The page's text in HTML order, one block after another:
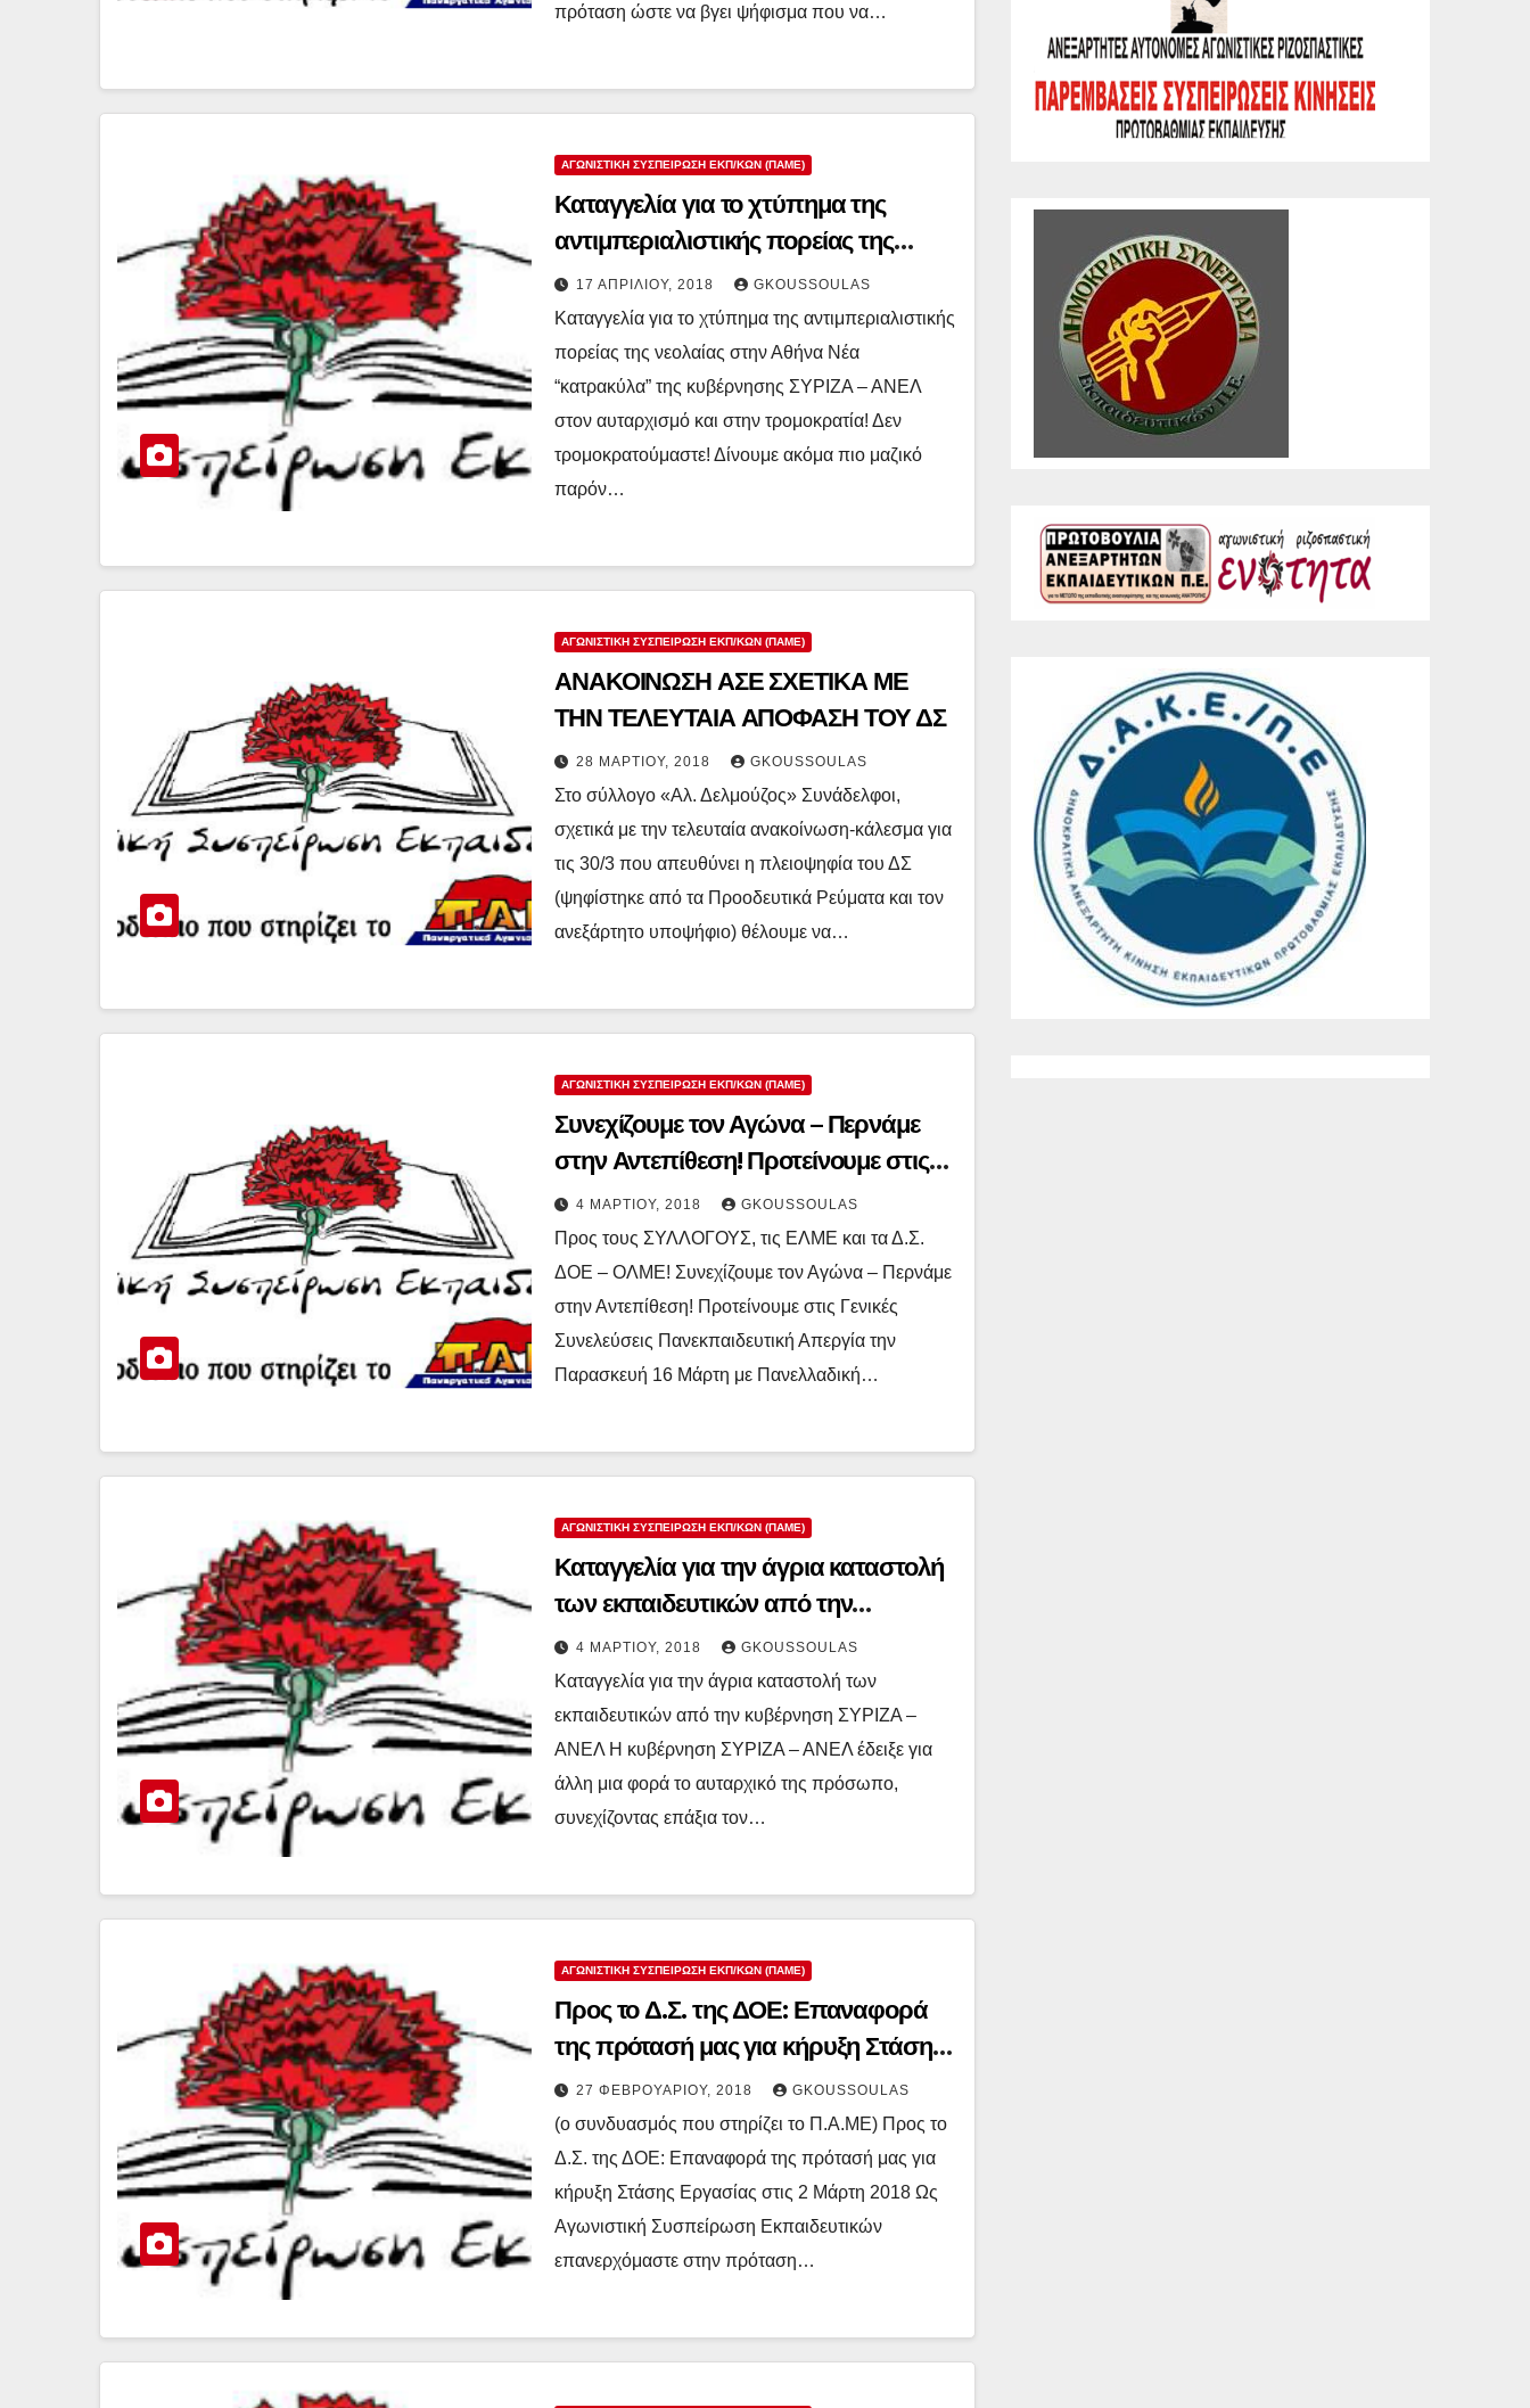
πρόταση ώστε να βγει ψήφισμα που να…
ΑΓΩΝΙΣΤΙΚΉ ΣΥΣΠΕΊΡΩΣΗ ΕΚΠ/ΚΏΝ (ΠΑΜΕ)
Καταγγελία για το χτύπημα της
αντιμπεριαλιστικής πορείας της
νεολαίας στην Αθήνα
17 ΑΠΡΙΛΊΟΥ, 2018 GKOUSSOULAS
Καταγγελία για το χτύπημα της αντιμπεριαλιστικής
πορείας της νεολαίας στην Αθήνα Νέα
“κατρακύλα” της κυβέρνησης ΣΥΡΙΖΑ – ΑΝΕΛ
στον αυταρχισμό και στην τρομοκρατία! Δεν
τρομοκρατούμαστε! Δίνουμε ακόμα πιο μαζικό
παρόν…
ΑΓΩΝΙΣΤΙΚΉ ΣΥΣΠΕΊΡΩΣΗ ΕΚΠ/ΚΏΝ (ΠΑΜΕ)
ΑΝΑΚΟΙΝΩΣΗ ΑΣΕ ΣΧΕΤΙΚΑ ΜΕ
ΤΗΝ ΤΕΛΕΥΤΑΙΑ ΑΠΟΦΑΣΗ ΤΟΥ ΔΣ
28 ΜΑΡΤΊΟΥ, 2018 GKOUSSOULAS
Στο σύλλογο «Αλ. Δελμούζος» Συνάδελφοι,
σχετικά με την τελευταία ανακοίνωση-κάλεσμα για
τις 30/3 που απευθύνει η πλειοψηφία του ΔΣ
(ψηφίστηκε από τα Προοδευτικά Ρεύματα και τον
ανεξάρτητο υποψήφιο) θέλουμε να…
ΑΓΩΝΙΣΤΙΚΉ ΣΥΣΠΕΊΡΩΣΗ ΕΚΠ/ΚΏΝ (ΠΑΜΕ)
Συνεχίζουμε τον Αγώνα – Περνάμε
στην Αντεπίθεση! Προτείνουμε στις
Γενικές Συνελεύσεις Πανεκπαιδευτική
Απεργία την Παρασκευή 16 Μάρτη με
Πανελλαδική συγκέντρωση στο
Υπουργείο Παιδείας!
4 ΜΑΡΤΊΟΥ, 2018 GKOUSSOULAS
Προς τους ΣΥΛΛΟΓΟΥΣ, τις ΕΛΜΕ και τα Δ.Σ.
ΔΟΕ – ΟΛΜΕ! Συνεχίζουμε τον Αγώνα – Περνάμε
στην Αντεπίθεση! Προτείνουμε στις Γενικές
Συνελεύσεις Πανεκπαιδευτική Απεργία την
Παρασκευή 16 Μάρτη με Πανελλαδική…
ΑΓΩΝΙΣΤΙΚΉ ΣΥΣΠΕΊΡΩΣΗ ΕΚΠ/ΚΏΝ (ΠΑΜΕ)
Καταγγελία για την άγρια καταστολή
των εκπαιδευτικών από την
κυβέρνηση ΣΥΡΙΖΑ – ΑΝΕΛ
4 ΜΑΡΤΊΟΥ, 2018 GKOUSSOULAS
Καταγγελία για την άγρια καταστολή των
εκπαιδευτικών από την κυβέρνηση ΣΥΡΙΖΑ –
ΑΝΕΛ Η κυβέρνηση ΣΥΡΙΖΑ – ΑΝΕΛ έδειξε για
άλλη μια φορά το αυταρχικό της πρόσωπο,
συνεχίζοντας επάξια τον…
ΑΓΩΝΙΣΤΙΚΉ ΣΥΣΠΕΊΡΩΣΗ ΕΚΠ/ΚΏΝ (ΠΑΜΕ)
Προς το Δ.Σ. της ΔΟΕ: Επαναφορά
της πρότασή μας για κήρυξη Στάσης
Εργασίας στις 2 Μάρτη 2018
27 ΦΕΒΡΟΥΑΡΊΟΥ, 2018 GKOUSSOULAS
(ο συνδυασμός που στηρίζει το Π.Α.ΜΕ) Προς το
Δ.Σ. της ΔΟΕ: Επαναφορά της πρότασή μας για
κήρυξη Στάσης Εργασίας στις 2 Μάρτη 2018 Ως
Αγωνιστική Συσπείρωση Εκπαιδευτικών
επανερχόμαστε στην πρόταση…